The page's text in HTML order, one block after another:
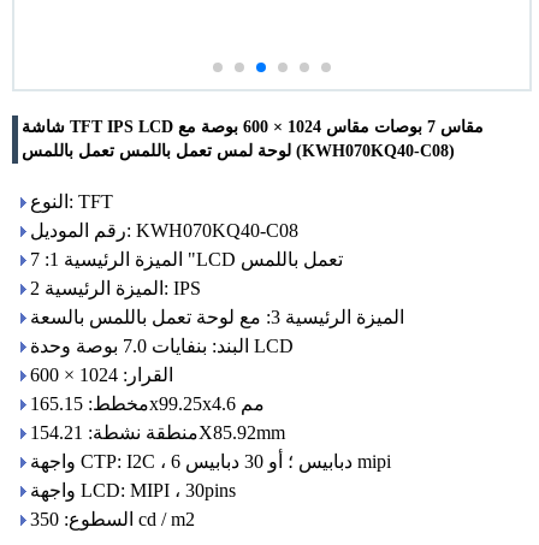
شاشة TFT IPS LCD مقاس 7 بوصات مقاس 1024 × 600 بوصة مع
لوحة لمس تعمل باللمس تعمل باللمس (KWH070KQ40-C08)
النوع: TFT
رقم الموديل: KWH070KQ40-C08
الميزة الرئيسية 1: 7 "LCD تعمل باللمس
الميزة الرئيسية 2: IPS
الميزة الرئيسية 3: مع لوحة تعمل باللمس بالسعة
البند: بنفايات 7.0 بوصة وحدة LCD
القرار: 1024 × 600
مخطط: 165.15x99.25x4.6 مم
منطقة نشطة: 154.21X85.92mm
واجهة CTP: I2C ، 6 دبابيس ؛ أو 30 دبابيس mipi
واجهة LCD: MIPI ، 30pins
السطوع: 350 cd / m2